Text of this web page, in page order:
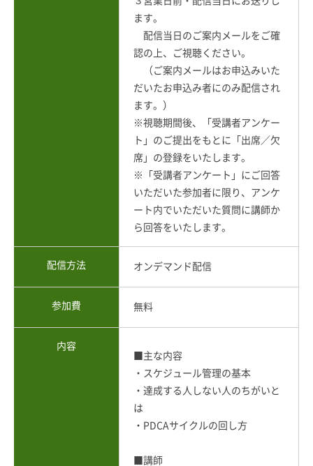
ます。
配信当日のご案内メールをご確
認の上、ご視聴ください。
（ご案内メールはお申込みいた
だいたお申込み者にのみ配信され
ます。）
※視聴期間後、「受講者アンケー
ト」のご提出をもとに「出席／欠
席」の登録をいたします。
※「受講者アンケート」にご回答
いただいた参加者に限り、アンケ
ート内でいただいた質問に講師か
ら回答をいたします。
配信方法 オンデマンド配信
参加費 無料
内容
■主な内容
・スケジュール管理の基本
・達成する人しない人のちがいと
は
・PDCAサイクルの回し方
■講師